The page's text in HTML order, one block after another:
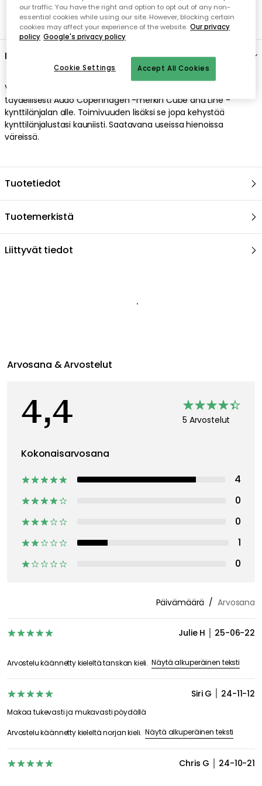
Kuvaus
Vuonna 2009 tämä tyylikäs suojalevy suunniteltiin sopivaksi
täydellisesti Audo Copenhagen -merkin Cube and Line -
kynttilänjalan alle. Toimivuuden lisäksi se jopa kehystää
kynttilänjalustasi kauniisti. Saatavana useissa hienoissa
väreissä.
Tuotetiedot
Tuotemerkistä
Liittyvät tiedot
our traffic. You have the right and option to opt out of any non-
essential cookies while using our site. However, blocking certain
cookies may affect your experience of the website. Our privacy
policy Google's privacy policy
Accept All Cookies
Cookie Settings